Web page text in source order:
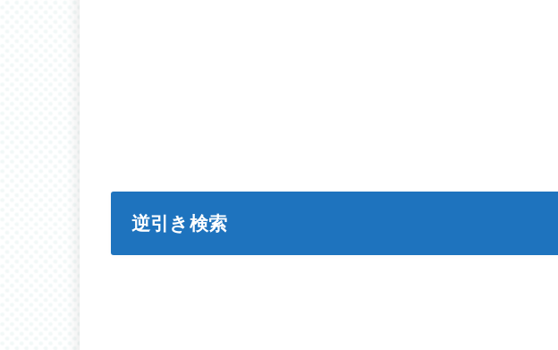
逆引き検索